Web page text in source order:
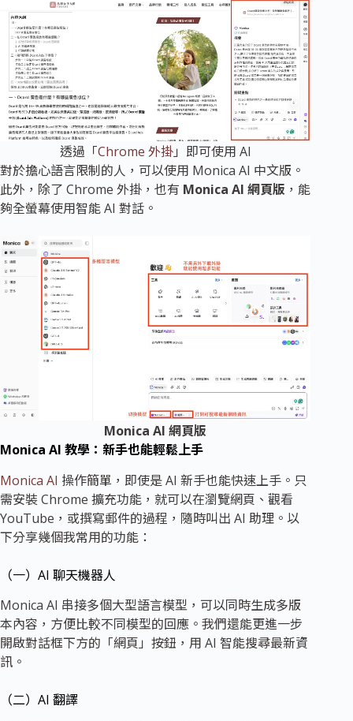
透過「Chrome 外掛」即可使用 AI
對於擔心語言限制的人，可以使用 Monica AI 中文版。
此外，除了 Chrome 外掛，也有 Monica AI 網頁版 ，能
夠全螢幕使用智能 AI 對話。
Monica AI 網頁版
Monica AI 教學：新手也能輕鬆上手
Monica AI 操作簡單，即使是 AI 新手也能快速上手。只
需安裝 Chrome 擴充功能，就可以在瀏覽網頁、觀看
YouTube，或撰寫郵件的過程，隨時叫出 AI 助理。以
下分享幾個我常用的功能：
（一）AI 聊天機器人
Monica AI 串接多個大型語言模型，可以同時生成多版
本內容，方便比較不同模型的回應。我們還能更進一步
開啟對話框下方的「網頁」按鈕，用 AI 智能搜尋最新資
訊。
（二）AI 翻譯